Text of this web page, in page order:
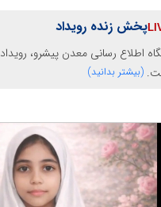
پخش زنده رویداد
اطلاع رسانی معدن پیشرو،
(بیشتر بدانید)